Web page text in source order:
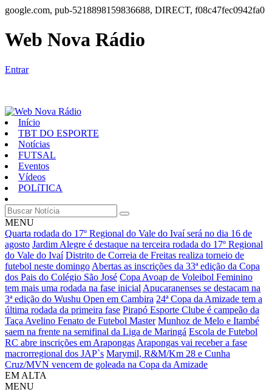
google.com, pub-5218898159836688, DIRECT, f08c47fec0942fa0
Web Nova Rádio
Entrar
Início
TBT DO ESPORTE
Notícias
FUTSAL
Eventos
Vídeos
POLíTICA
MENU
Quarta rodada do 17º Regional do Vale do Ivaí será no dia 16 de
agosto Jardim Alegre é destaque na terceira rodada do 17º Regional
do Vale do Ivaí Distrito de Correia de Freitas realiza torneio de
futebol neste domingo Abertas as inscrições da 33ª edição da Copa
dos Pais do Colégio São José Copa Avoap de Voleibol Feminino
tem mais uma rodada na fase inicial Apucaranenses se destacam na
3ª edição do Wushu Open em Cambira 24ª Copa da Amizade tem a
última rodada da primeira fase Pirapó Esporte Clube é campeão da
Taça Avelino Fenato de Futebol Master Munhoz de Melo e Itambé
saem na frente na semifinal da Liga de Maringá Escola de Futebol
RC abre inscrições em Arapongas Arapongas vai receber a fase
macrorregional dos JAP`s Marymil, R&M/Km 28 e Cunha
Cruz/MVN vencem de goleada na Copa da Amizade
EM ALTA
MENU